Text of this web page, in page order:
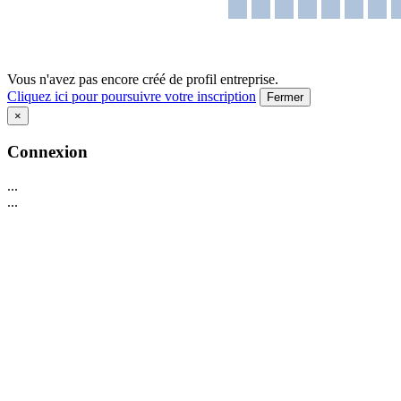
Vous n'avez pas encore créé de profil entreprise.
Cliquez ici pour poursuivre votre inscription
Fermer
×
Connexion
...
...